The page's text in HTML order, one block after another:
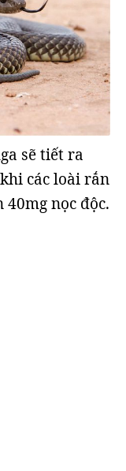
sẽ tiết ra
các loài rắn
nọc độc.